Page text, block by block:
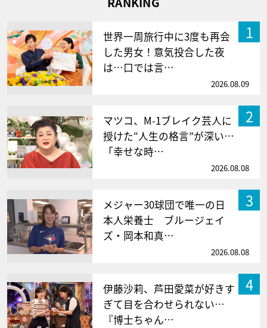
1
世界一周旅行中に3度も再会
した男女！意気投合した夜
は…口では言…
2026.08.09
2
マツコ、M-1ブレイク芸人に
授けた“人生の格言”が深い…
「幸せな時…
2026.08.08
3
メジャー30球団で唯一の日
本人栄養士 ブルージェイ
ズ・岡本和真…
2026.08.08
4
伊藤沙莉、芦田愛菜が好きす
ぎて目を合わせられない…
『博士ちゃん…